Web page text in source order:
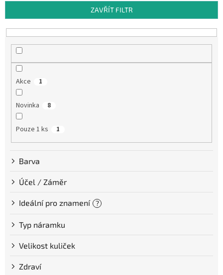
r
o
ZAVŘÍT FILTR
Akce 1
Novinka 8
Pouze 1 ks 1
Barva
Účel / Záměr
Ideální pro znamení ?
Typ náramku
Velikost kuliček
Zdraví